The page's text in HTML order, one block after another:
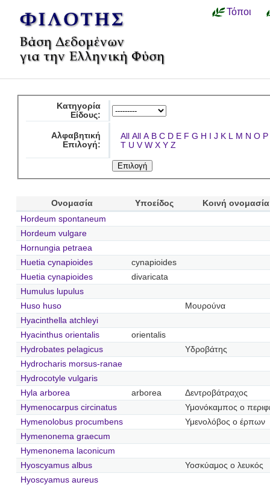
Τόποι
Κατηγορία
Είδους:
Αλφαβητική
Επιλογή:
All All A B C D E F G H I J K L M N O P
T U V W X Y Z
Ονομασία Υποείδος
Κοινή ονομασία
Hordeum spontaneum
Hordeum vulgare
Hornungia petraea
Huetia cynapioides
cynapioides
Huetia cynapioides
divaricata
Humulus lupulus
Huso huso
Μουρούνα
Hyacinthella atchleyi
Hyacinthus orientalis
orientalis
Hydrobates pelagicus
Υδροβάτης
Hydrocharis morsus-ranae
Hydrocotyle vulgaris
Hyla arborea
arborea
Δεντροβάτραχος
Hymenocarpus circinatus
Υμονόκαμπος ο
Hymenolobus procumbens
Υμενολόβος ο έρπων
Hymenonema graecum
Hymenonema laconicum
Hyoscyamus albus
Υοσκύαμος ο λευκός
Hyoscyamus aureus